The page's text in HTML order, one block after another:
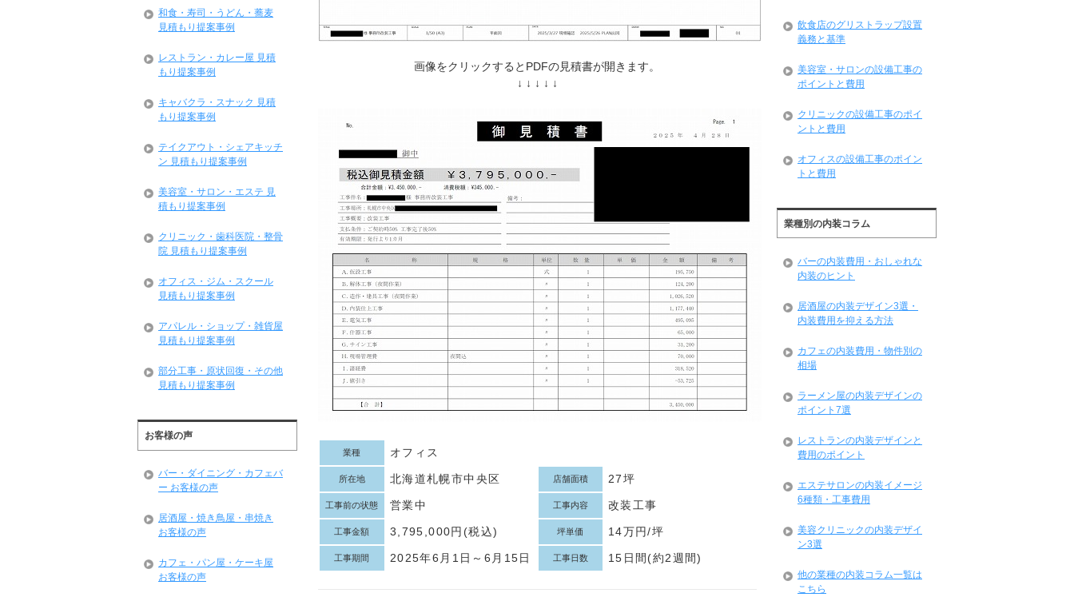
画像をクリックするとPDFの見積書が開きます。
↓ ↓ ↓ ↓ ↓
業種 オフィス
所在地 北海道札幌市中央区 店舗面積 27坪
工事前の状態 営業中 工事内容 改装工事
工事金額 3,795,000円(税込) 坪単価 14万円/坪
工事期間 2025年6月1日～6月15日 工事日数 15日間(約2週間)
和食・寿司・うどん・蕎麦
見積もり提案事例
レストラン・カレー屋 見積
もり提案事例
キャバクラ・スナック 見積
もり提案事例
テイクアウト・シェアキッチ
ン 見積もり提案事例
美容室・サロン・エステ 見
積もり提案事例
クリニック・歯科医院・整骨
院 見積もり提案事例
オフィス・ジム・スクール
見積もり提案事例
アパレル・ショップ・雑貨屋
見積もり提案事例
部分工事・原状回復・その他
見積もり提案事例
お客様の声
バー・ダイニング・カフェバ
ー お客様の声
居酒屋・焼き鳥屋・串焼き
お客様の声
カフェ・パン屋・ケーキ屋
お客様の声
飲食店のグリストラップ設置
義務と基準
美容室・サロンの設備工事の
ポイントと費用
クリニックの設備工事のポイ
ントと費用
オフィスの設備工事のポイン
トと費用
業種別の内装コラム
バーの内装費用・おしゃれな
内装のヒント
居酒屋の内装デザイン3選・
内装費用を抑える方法
カフェの内装費用・物件別の
相場
ラーメン屋の内装デザインの
ポイント7選
レストランの内装デザインと
費用のポイント
エステサロンの内装イメージ
6種類・工事費用
美容クリニックの内装デザイ
ン3選
他の業種の内装コラム一覧は
こちら